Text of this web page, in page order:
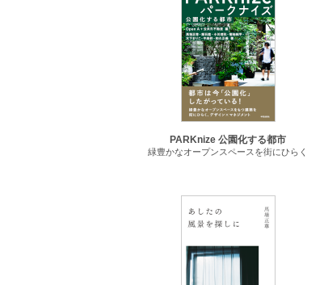
PARKnize 公園化する都市
緑豊かなオープンスペースを街にひらく